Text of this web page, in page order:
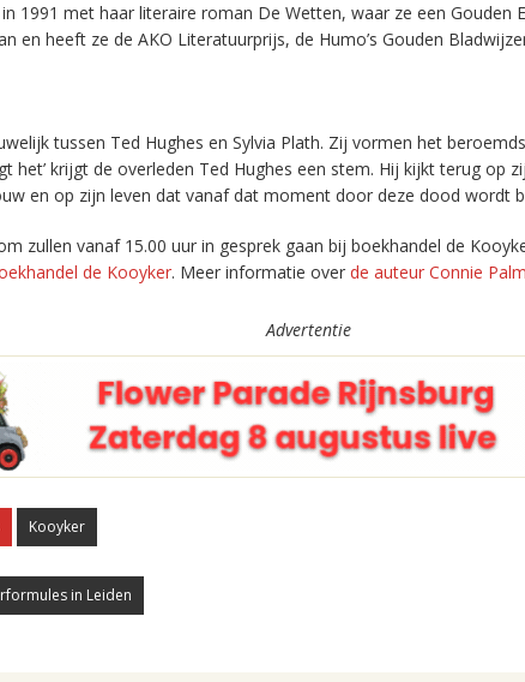
1991 met haar literaire roman De Wetten, waar ze een Gouden
en heeft ze de AKO Literatuurprijs, de Humo’s Gouden
tussen Ted Hughes en Sylvia Plath. Zij vormen het
het’ krijgt de overleden Ted Hughes een stem. Hij kijkt terug op
en op zijn leven dat vanaf dat moment door deze dood wordt
zullen vanaf 15.00 uur in gesprek gaan bij boekhandel de
de Kooyker. Meer informatie over de auteur Connie
Advertentie
Kooyker
in Leiden